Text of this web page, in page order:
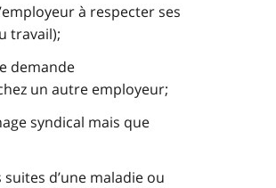
à respecter ses
travail);
demande
un autre employeur;
syndical mais que
d’une maladie ou